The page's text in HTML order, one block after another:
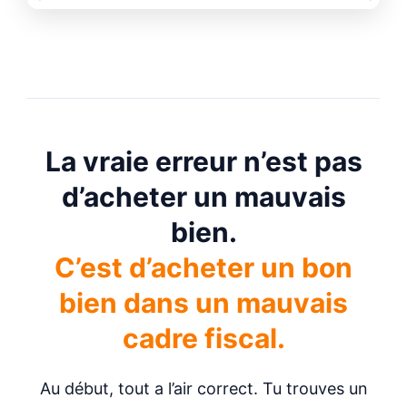
La vraie erreur n’est pas
d’acheter un mauvais
bien.
C’est d’acheter un bon
bien dans un mauvais
cadre fiscal.
Au début, tout a l’air correct. Tu trouves un